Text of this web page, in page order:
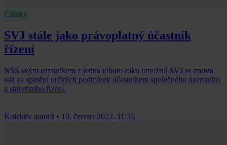
Články
SVJ stále jako právoplatný účastník
řízení
NSS svým rozsudkem z ledna tohoto roku umožnil SVJ se znovu
stát za splnění určitých podmínek účastníkem společného územního
a stavebního řízení.
Kolektiv autorů • 10. června 2022, 11:35